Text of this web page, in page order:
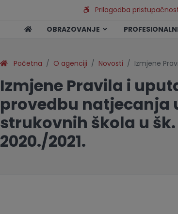
Prilagodba
OBRAZOVANJE
Početna O agenciji Novosti Izmjene
Izmjene Pravila i
provedbu natjecanja
strukovnih škola u
2020./2021.